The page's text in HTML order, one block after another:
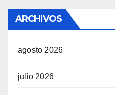
ARCHIVOS
agosto 2026
julio 2026